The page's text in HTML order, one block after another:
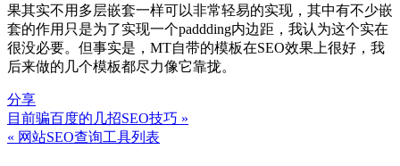
果其实不用多层嵌套一样可以非常轻易的实现，其中有不少嵌
套的作用只是为了实现一个paddding内边距，我认为这个实在
很没必要。但事实是，MT自带的模板在SEO效果上很好，我
后来做的几个模板都尽力像它靠拢。
分享
文
章
目前骗百度的几招SEO技巧 »
« 网站SEO查询工具列表